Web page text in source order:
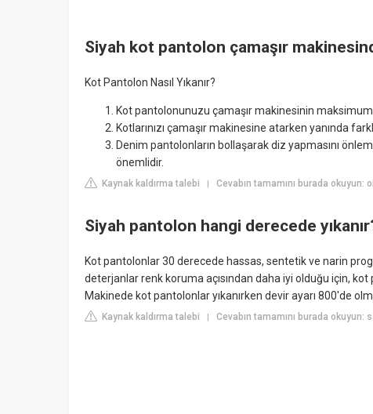
Siyah kot pantolon çamaşır
Kot Pantolon Nasıl Yıkanır?
​Kot pantolonunuzu çamaşır makinesinin
Kotlarınızı çamaşır makinesine atarken yanında
Denim pantolonların bollaşarak diz yapmasını
önemlidir.
Kaynak kaldırma talebi Cevabın tamamını burada okuyun:
Siyah pantolon hangi derecede
Kot pantolonlar 30 derecede hassas, sentetik ve narin
deterjanlar renk koruma açısından daha iyi olduğu için, kot
Makinede kot pantolonlar yıkanırken devir ayarı 800'de
Kaynak kaldırma talebi Cevabın tamamını burada okuyun: